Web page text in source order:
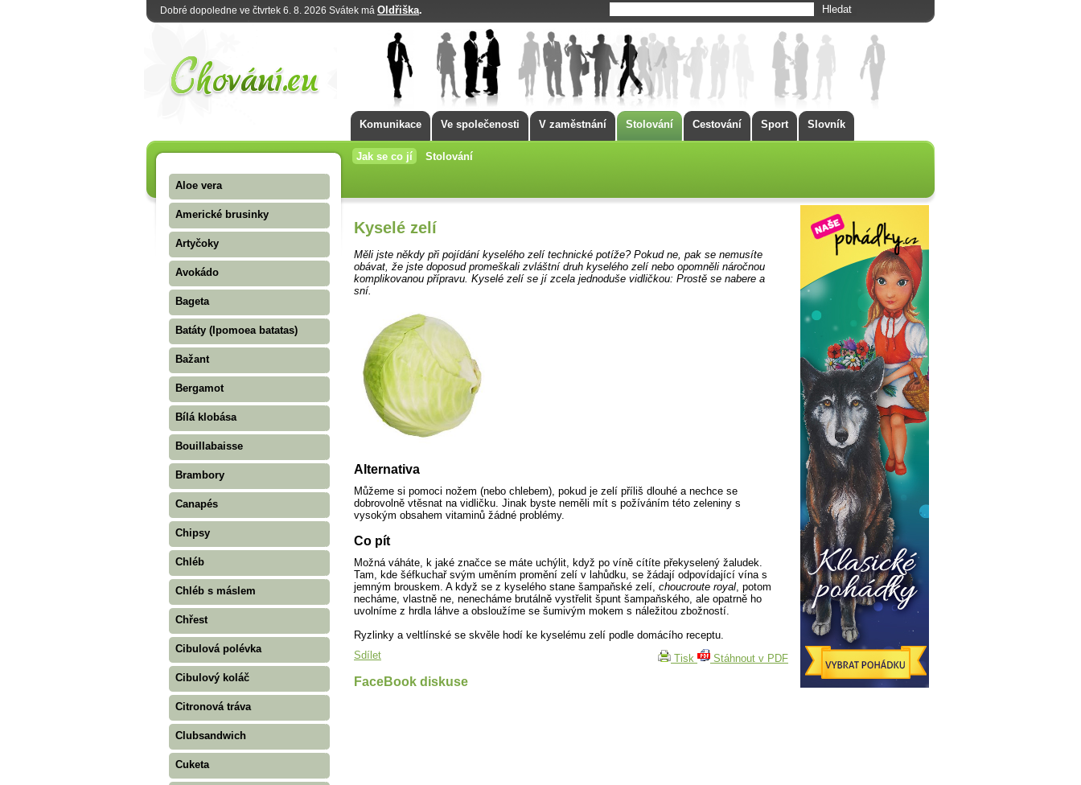
Dobré dopoledne ve čtvrtek 6. 8. 2026 Svátek má Oldřiška.
Komunikace Ve společenosti V zaměstnání Stolování Cestování Sport Slovník
Jak se co jí Stolování
Aloe vera
Americké brusinky
Artyčoky
Avokádo
Bageta
Batáty (Ipomoea batatas)
Bažant
Bergamot
Bílá klobása
Bouillabaisse
Brambory
Canapés
Chipsy
Chléb
Chléb s máslem
Chřest
Cibulová polévka
Cibulový koláč
Citronová tráva
Clubsandwich
Cuketa
Kyselé zelí
Měli jste někdy při pojídání kyselého zelí technické potíže? Pokud ne, pak se nemusíte
obávat, že jste doposud promeškali zvláštní druh kyselého zelí nebo opomněli náročnou
komplikovanou přípravu. Kyselé zelí se jí zcela jednoduše vidličkou: Prostě se nabere a
sní.
Alternativa
Můžeme si pomoci nožem (nebo chlebem), pokud je zelí příliš dlouhé a nechce se
dobrovolně vtěsnat na vidličku. Jinak byste neměli mít s požíváním této zeleniny s
vysokým obsahem vitaminů žádné problémy.
Co pít
Možná váháte, k jaké značce se máte uchýlit, když po víně cítíte překyselený žaludek.
Tam, kde šéfkuchař svým uměním promění zelí v lahůdku, se žádají odpovídající vína s
jemným brouskem. A když se z kyselého stane šampaňské zelí, choucroute royal , potom
necháme, vlastně ne, nenecháme brutálně vystřelit špunt šampaňského, ale opatrně ho
uvolníme z hrdla láhve a obsloužíme se šumivým mokem s náležitou zbožností.
Ryzlinky a veltlínské se skvěle hodí ke kyselému zelí podle domácího receptu.
Sdílet
Tisk Stáhnout v PDF
FaceBook diskuse